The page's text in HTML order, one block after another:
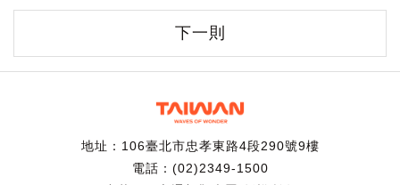
下一則
地址：106臺北市忠孝東路4段290號9樓
電話：(02)2349-1500